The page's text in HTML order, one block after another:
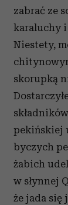
zabrać ze
karaluchy i
Niestety,
skorupką
pekińskiej
byczych
żabich
w słynnej
że jada się